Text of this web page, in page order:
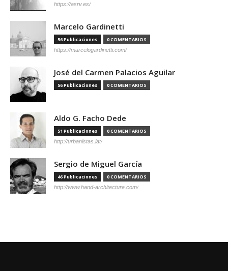
https://asrv.es/
Marcelo Gardinetti
56 Publicaciones 0 COMENTARIOS
https://marcelogardinetti.com/
José del Carmen Palacios Aguilar
56 Publicaciones 0 COMENTARIOS
Aldo G. Facho Dede
51 Publicaciones 0 COMENTARIOS
http://urbanistas.lat/
Sergio de Miguel García
46 Publicaciones 0 COMENTARIOS
http://www.hand-architecture.com/